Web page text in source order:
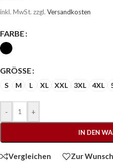
inkl. MwSt. zzgl. Versandkosten
FARBE
GRÖSSE
S M L XL XXL 3XL 4XL
- +
IN DEN
Vergleichen Zur